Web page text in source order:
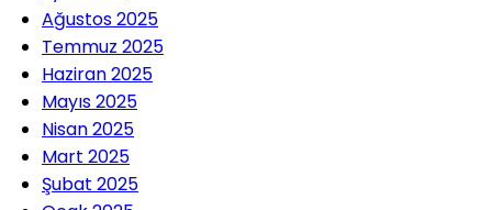
Ağustos 2025
Temmuz 2025
Haziran 2025
Mayıs 2025
Nisan 2025
Mart 2025
Şubat 2025